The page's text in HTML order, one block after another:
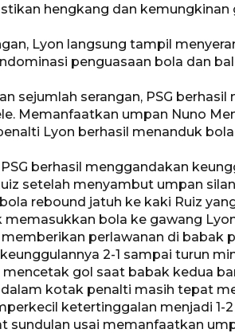
hengkang dan
Lyon langsung tampil
penguasaan bola dan
sejumlah serangan, PSG
Memanfaatkan umpan Nuno
Lyon berhasil menanduk bola
berhasil menggandakan
setelah menyambut umpan
rebound jatuh ke kaki Ruiz
bola ke gawang
perlawanan di babak
2-1 sampai turun
mencetak gol saat babak kedua
kotak penalti masih tepat
ketertinggalan menjadi 1-
sundulan usai memanfaatkan